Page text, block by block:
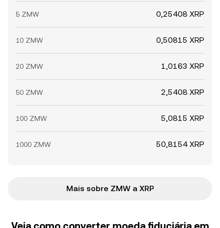
5 ZMW 0,25408 XRP
10 ZMW 0,50815 XRP
20 ZMW 1,0163 XRP
50 ZMW 2,5408 XRP
100 ZMW 5,0815 XRP
1000 ZMW 50,8154 XRP
Mais sobre ZMW a XRP